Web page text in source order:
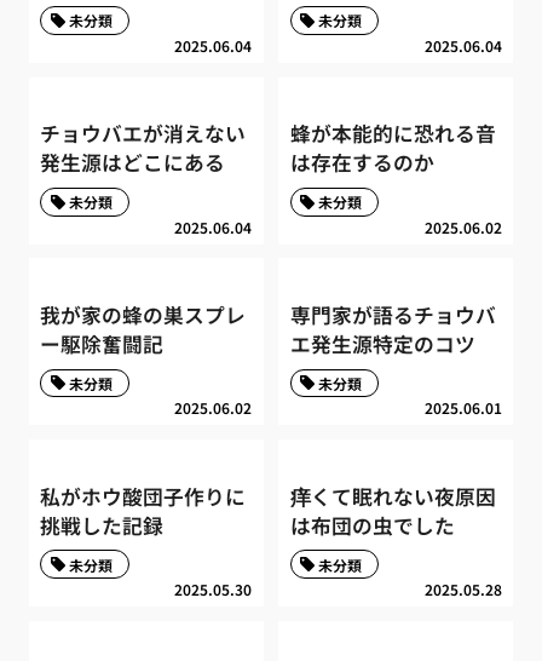
2025.06.04
未分類
2025.06.04
未分類
チョウバエが消えない
発生源はどこにある
2025.06.04
未分類
蜂が本能的に恐れる音
は存在するのか
2025.06.02
未分類
我が家の蜂の巣スプレ
ー駆除奮闘記
2025.06.02
未分類
専門家が語るチョウバ
エ発生源特定のコツ
2025.06.01
未分類
私がホウ酸団子作りに
挑戦した記録
2025.05.30
未分類
痒くて眠れない夜原因
は布団の虫でした
2025.05.28
未分類